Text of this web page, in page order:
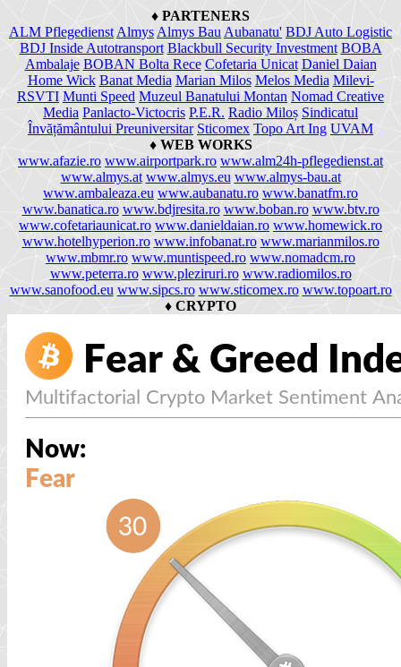
♦ PARTENERS
ALM Pflegedienst Almys Almys Bau Aubanatu' BDJ Auto Logistic
BDJ Inside Autotransport Blackbull Security Investment BOBA
Ambalaje BOBAN Bolta Rece Cofetaria Unicat Daniel Daian
Home Wick Banat Media Marian Milos Melos Media Milevi-
RSVTI Munti Speed Muzeul Banatului Montan Nomad Creative
Media Panlacto-Victocris P.E.R. Radio Miloș Sindicatul
Învățământului Preuniversitar Sticomex Topo Art Ing UVAM
♦ WEB WORKS
www.afazie.ro www.airportpark.ro www.alm24h-pflegedienst.at
www.almys.at www.almys.eu www.almys-bau.at
www.ambaleaza.eu www.aubanatu.ro www.banatfm.ro
www.banatica.ro www.bdjresita.ro www.boban.ro www.btv.ro
www.cofetariaunicat.ro www.danieldaian.ro www.homewick.ro
www.hotelhyperion.ro www.infobanat.ro www.marianmilos.ro
www.mbmr.ro www.muntispeed.ro www.nomadcm.ro
www.peterra.ro www.pleziruri.ro www.radiomilos.ro
www.sanofood.eu www.sipcs.ro www.sticomex.ro www.topoart.ro
♦ CRYPTO